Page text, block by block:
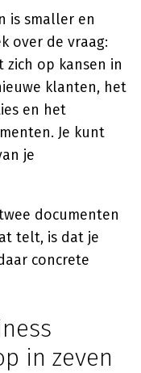
is smaller en
over de vraag:
op kansen in
klanten, het
en het
Je kunt
je
documenten
telt, is dat je
concrete
in zeven